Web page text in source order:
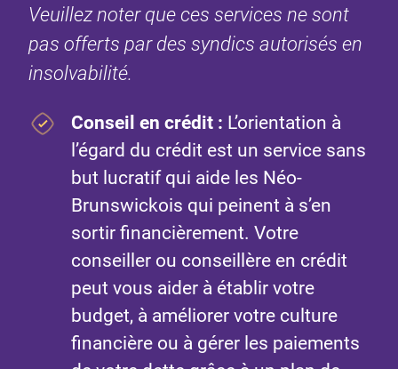
Veuillez noter que ces services ne sont
pas offerts par des syndics autorisés en
insolvabilité.
Conseil en crédit : L’orientation à
l’égard du crédit est un service sans
but lucratif qui aide les Néo-
Brunswickois qui peinent à s’en
sortir financièrement. Votre
conseiller ou conseillère en crédit
peut vous aider à établir votre
budget, à améliorer votre culture
financière ou à gérer les paiements